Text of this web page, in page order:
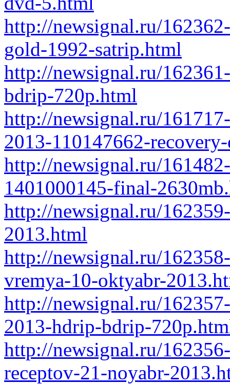
http://newsignal.ru/
gold-1992-satrip.html
http://newsignal.ru/
bdrip-720p.html
http://newsignal.ru/
2013-110147662-
http://newsignal.ru/
1401000145-final-
http://newsignal.ru/
2013.html
http://newsignal.ru/
vremya-10-oktyabr-
http://newsignal.ru/
2013-hdrip-bdrip-
http://newsignal.ru/
receptov-21-noyabr-